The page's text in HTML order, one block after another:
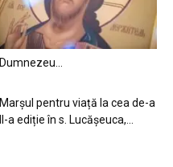
Dumnezeu…
Marșul pentru viață la cea de-a
II-a ediție în s. Lucășeuca,...